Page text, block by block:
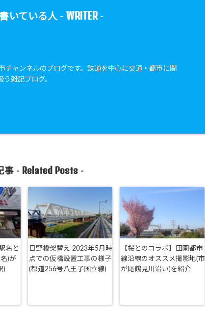
いている人 - WRITER-
チャンネルのブログです。鉄道を中心に交通・都市に関
雑記ブログ。
事 - Related Posts-
名と
)が
)
日野橋架替え 2023年5月時
点での仮橋設置工事の様子
(都道256号八王子国立線)
【桜とのコラボ】田園都市
線沿線のオススメ撮影地(市
が尾鶴見川沿い)を紹介